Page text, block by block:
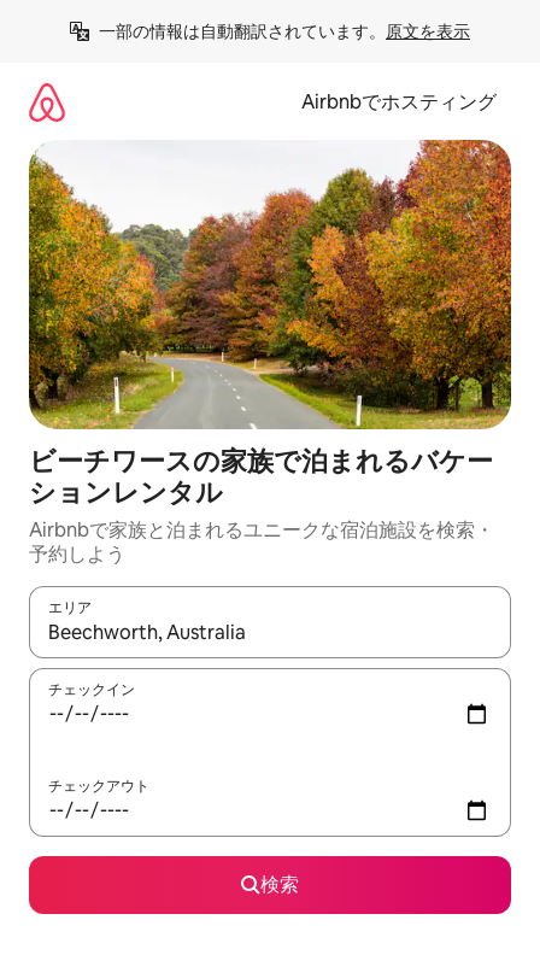
一部の情報は自動翻訳されています。 原文を表示
Airbnbでホスティング
ビーチワースの家族で泊まれるバケー
ションレンタル
Airbnbで家族と泊まれるユニークな宿泊施設を検索・
予約しよう
エリア
検索結果が表示されたら、上下の矢印キーを使って移動するか
チェックイン
チェックアウト
検索